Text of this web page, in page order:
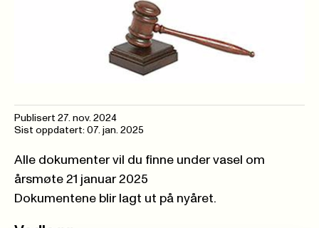
Publisert 27. nov. 2024
Sist oppdatert: 07. jan. 2025
Alle dokumenter vil du finne under vasel om
årsmøte 21 januar 2025
Dokumentene blir lagt ut på nyåret.